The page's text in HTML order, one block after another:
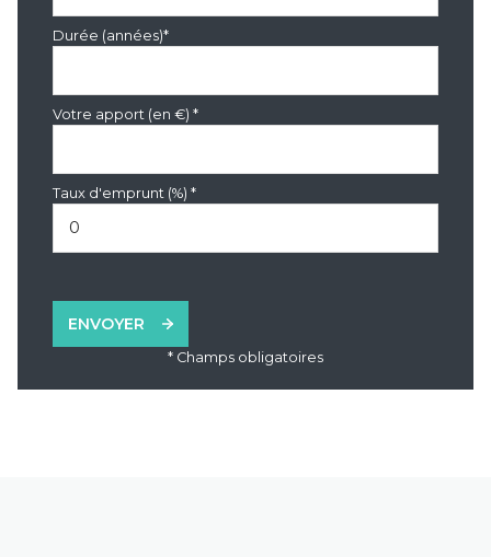
Durée (années)*
Votre apport (en €) *
Taux d'emprunt (%) *
ENVOYER
* Champs obligatoires